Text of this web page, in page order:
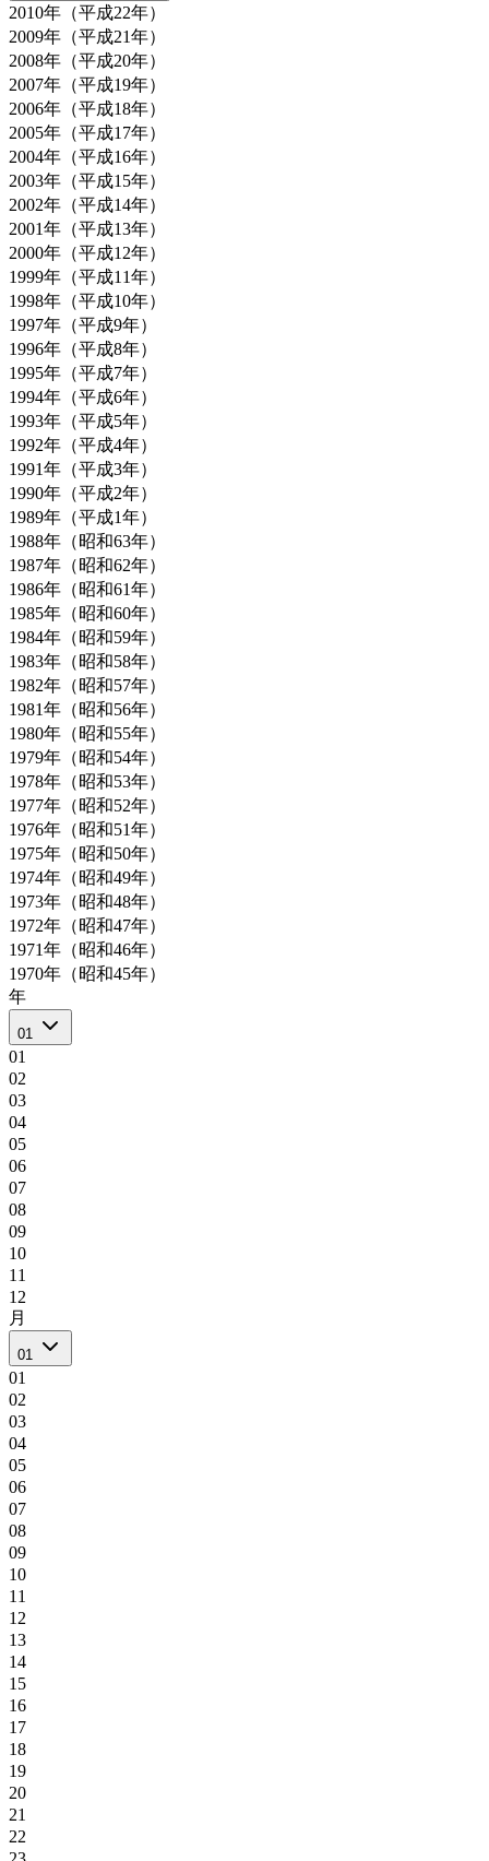
2010年（平成22年）
2009年（平成21年）
2008年（平成20年）
2007年（平成19年）
2006年（平成18年）
2005年（平成17年）
2004年（平成16年）
2003年（平成15年）
2002年（平成14年）
2001年（平成13年）
2000年（平成12年）
1999年（平成11年）
1998年（平成10年）
1997年（平成9年）
1996年（平成8年）
1995年（平成7年）
1994年（平成6年）
1993年（平成5年）
1992年（平成4年）
1991年（平成3年）
1990年（平成2年）
1989年（平成1年）
1988年（昭和63年）
1987年（昭和62年）
1986年（昭和61年）
1985年（昭和60年）
1984年（昭和59年）
1983年（昭和58年）
1982年（昭和57年）
1981年（昭和56年）
1980年（昭和55年）
1979年（昭和54年）
1978年（昭和53年）
1977年（昭和52年）
1976年（昭和51年）
1975年（昭和50年）
1974年（昭和49年）
1973年（昭和48年）
1972年（昭和47年）
1971年（昭和46年）
1970年（昭和45年）
年
01
01
02
03
04
05
06
07
08
09
10
11
12
月
01
01
02
03
04
05
06
07
08
09
10
11
12
13
14
15
16
17
18
19
20
21
22